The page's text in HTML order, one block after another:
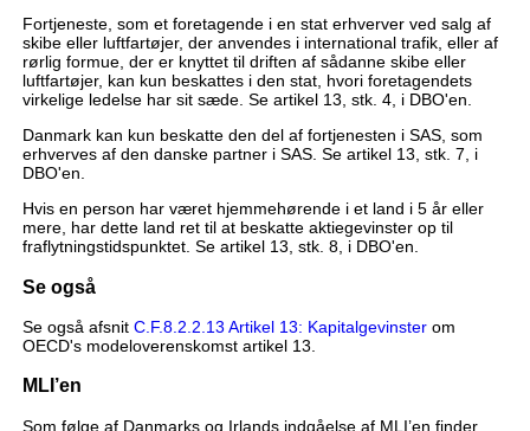
Fortjeneste, som et foretagende i en stat erhverver ved salg af
skibe eller luftfartøjer, der anvendes i international trafik, eller af
rørlig formue, der er knyttet til driften af sådanne skibe eller
luftfartøjer, kan kun beskattes i den stat, hvori foretagendets
virkelige ledelse har sit sæde. Se artikel 13, stk. 4, i DBO'en.
Danmark kan kun beskatte den del af fortjenesten i SAS, som
erhverves af den danske partner i SAS. Se artikel 13, stk. 7, i
DBO'en.
Hvis en person har været hjemmehørende i et land i 5 år eller
mere, har dette land ret til at beskatte aktiegevinster op til
fraflytningstidspunktet. Se artikel 13, stk. 8, i DBO'en.
Se også
Se også afsnit C.F.8.2.2.13 Artikel 13: Kapitalgevinsterom
OECD's modeloverenskomst artikel 13.
MLI’en
Som følge af Danmarks og Irlands indgåelse af MLI’en finder